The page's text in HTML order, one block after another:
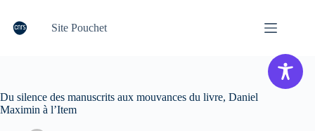
contenu
Site Pouchet
Du silence des manuscrits aux mouvances du livre, Daniel
Maximin à l’Item